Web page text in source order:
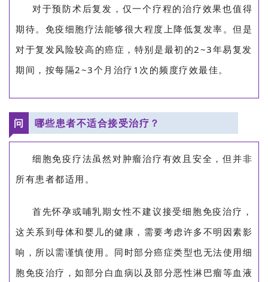
页
业
再
生
对于预防术后复发，仅一个疗程的治疗效果也值得
期待。免疫细胞疗法能够很大程度上降低复发率。但是
对于复发风险较高的癌症，特别是最初的2~3年易复发
期间，按每隔2~3个月治疗1次的频度疗效最佳。
问 哪些患者不适合接受治疗？
细胞免疫疗法虽然对肿瘤治疗有效且安全，但并非
所有患者都适用。
首先怀孕或哺乳期女性不建议接受细胞免疫治疗，
这关系到母体和婴儿的健康，需要考虑许多不明因素影
响，所以需谨慎使用。同时部分癌症类型也无法使用细
胞免疫治疗，如部分白血病以及部分恶性淋巴瘤等血液